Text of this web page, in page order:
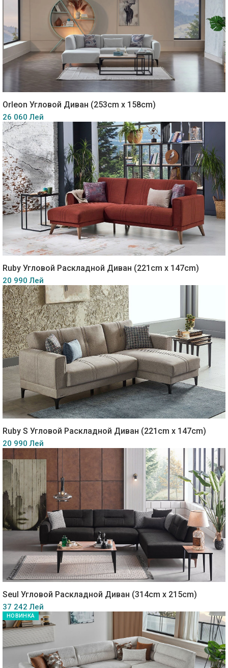
Orleon Угловой Диван (253cm x 158cm)
26 060 Лей
Ruby Угловой Раскладной Диван (221cm x 147cm)
20 990 Лей
Ruby S Угловой Раскладной Диван (221cm x 147cm)
20 990 Лей
Seul Угловой Раскладной Диван (314cm x 215cm)
37 242 Лей
НОВИНКА